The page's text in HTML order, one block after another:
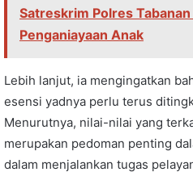
Satreskrim Polres
Penganiayaan Anak
Lebih lanjut, ia mengingatkan
esensi yadnya perlu terus
Menurutnya, nilai-nilai yang
merupakan pedoman penting
dalam menjalankan tugas